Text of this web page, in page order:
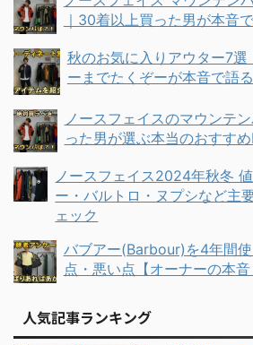
｜30着以上買った男が本音
秋のお気に入りアウター7選
ーまでたくぞーが本音で語る
ノースフェイスのマウンテ
った男が選ぶ本当のおすすめ
ノースフェイス2024年秋冬
ー・バルトロ・ヌプシなど主
ェック
バブアー(Barbour)を4年間
点・悪い点【オーナーの本音
人気記事ランキング